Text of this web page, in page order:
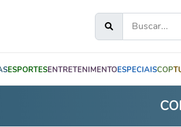
ESPORTESENTRETENIMENTOESPECIAISCOP